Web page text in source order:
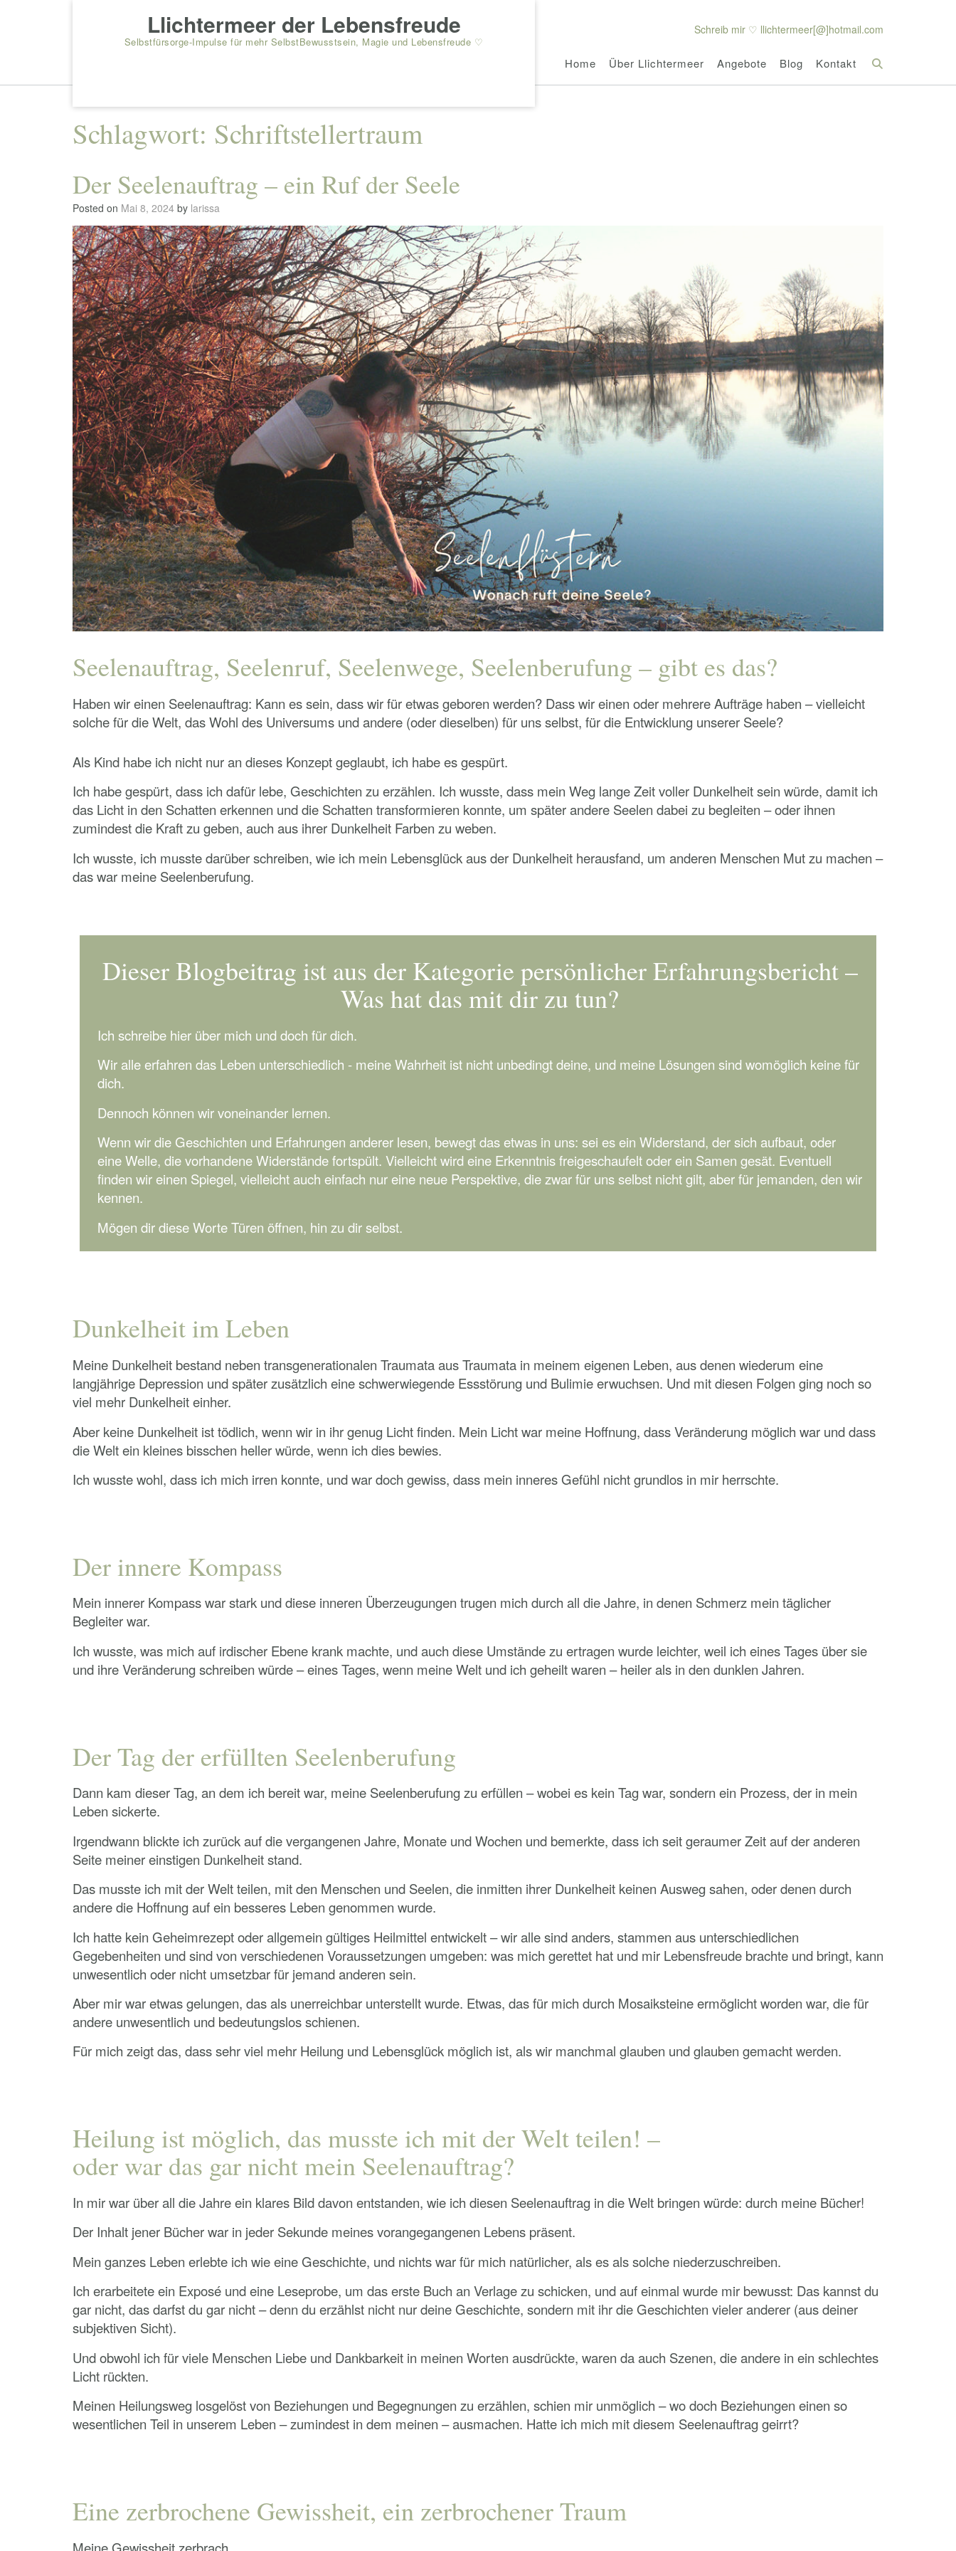
Llichtermeer der Lebensfreude
Selbstfürsorge-Impulse für mehr SelbstBewusstsein, Magie und Lebensfreude ♡
Schreib mir ♡ llichtermeer[@]hotmail.com
Home Über Llichtermeer Angebote Blog Kontakt
Schlagwort: Schriftstellertraum
Der Seelenauftrag – ein Ruf der Seele
Posted on Mai 8, 2024 by larissa
Seelenauftrag, Seelenruf, Seelenwege, Seelenberufung – gibt es das?
Haben wir einen Seelenauftrag: Kann es sein, dass wir für etwas geboren werden? Dass wir einen oder mehrere Aufträge haben – vielleicht
solche für die Welt, das Wohl des Universums und andere (oder dieselben) für uns selbst, für die Entwicklung unserer Seele?
Als Kind habe ich nicht nur an dieses Konzept geglaubt, ich habe es gespürt.
Ich habe gespürt, dass ich dafür lebe, Geschichten zu erzählen. Ich wusste, dass mein Weg lange Zeit voller Dunkelheit sein würde, damit ich
das Licht in den Schatten erkennen und die Schatten transformieren konnte, um später andere Seelen dabei zu begleiten – oder ihnen
zumindest die Kraft zu geben, auch aus ihrer Dunkelheit Farben zu weben.
Ich wusste, ich musste darüber schreiben, wie ich mein Lebensglück aus der Dunkelheit herausfand, um anderen Menschen Mut zu machen –
das war meine Seelenberufung.
Dieser Blogbeitrag ist aus der Kategorie persönlicher Erfahrungsbericht –
Was hat das mit dir zu tun?
Ich schreibe hier über mich und doch für dich.
Wir alle erfahren das Leben unterschiedlich - meine Wahrheit ist nicht unbedingt deine, und meine Lösungen sind womöglich keine für
dich.
Dennoch können wir voneinander lernen.
Wenn wir die Geschichten und Erfahrungen anderer lesen, bewegt das etwas in uns: sei es ein Widerstand, der sich aufbaut, oder
eine Welle, die vorhandene Widerstände fortspült. Vielleicht wird eine Erkenntnis freigeschaufelt oder ein Samen gesät. Eventuell
finden wir einen Spiegel, vielleicht auch einfach nur eine neue Perspektive, die zwar für uns selbst nicht gilt, aber für jemanden, den wir
kennen.
Mögen dir diese Worte Türen öffnen, hin zu dir selbst.
Dunkelheit im Leben
Meine Dunkelheit bestand neben transgenerationalen Traumata aus Traumata in meinem eigenen Leben, aus denen wiederum eine
langjährige Depression und später zusätzlich eine schwerwiegende Essstörung und Bulimie erwuchsen. Und mit diesen Folgen ging noch so
viel mehr Dunkelheit einher.
Aber keine Dunkelheit ist tödlich, wenn wir in ihr genug Licht finden. Mein Licht war meine Hoffnung, dass Veränderung möglich war und dass
die Welt ein kleines bisschen heller würde, wenn ich dies bewies.
Ich wusste wohl, dass ich mich irren konnte, und war doch gewiss, dass mein inneres Gefühl nicht grundlos in mir herrschte.
Der innere Kompass
Mein innerer Kompass war stark und diese inneren Überzeugungen trugen mich durch all die Jahre, in denen Schmerz mein täglicher
Begleiter war.
Ich wusste, was mich auf irdischer Ebene krank machte, und auch diese Umstände zu ertragen wurde leichter, weil ich eines Tages über sie
und ihre Veränderung schreiben würde – eines Tages, wenn meine Welt und ich geheilt waren – heiler als in den dunklen Jahren.
Der Tag der erfüllten Seelenberufung
Dann kam dieser Tag, an dem ich bereit war, meine Seelenberufung zu erfüllen – wobei es kein Tag war, sondern ein Prozess, der in mein
Leben sickerte.
Irgendwann blickte ich zurück auf die vergangenen Jahre, Monate und Wochen und bemerkte, dass ich seit geraumer Zeit auf der anderen
Seite meiner einstigen Dunkelheit stand.
Das musste ich mit der Welt teilen, mit den Menschen und Seelen, die inmitten ihrer Dunkelheit keinen Ausweg sahen, oder denen durch
andere die Hoffnung auf ein besseres Leben genommen wurde.
Ich hatte kein Geheimrezept oder allgemein gültiges Heilmittel entwickelt – wir alle sind anders, stammen aus unterschiedlichen
Gegebenheiten und sind von verschiedenen Voraussetzungen umgeben: was mich gerettet hat und mir Lebensfreude brachte und bringt, kann
unwesentlich oder nicht umsetzbar für jemand anderen sein.
Aber mir war etwas gelungen, das als unerreichbar unterstellt wurde. Etwas, das für mich durch Mosaiksteine ermöglicht worden war, die für
andere unwesentlich und bedeutungslos schienen.
Für mich zeigt das, dass sehr viel mehr Heilung und Lebensglück möglich ist, als wir manchmal glauben und glauben gemacht werden.
Heilung ist möglich, das musste ich mit der Welt teilen! –
oder war das gar nicht mein Seelenauftrag?
In mir war über all die Jahre ein klares Bild davon entstanden, wie ich diesen Seelenauftrag in die Welt bringen würde: durch meine Bücher!
Der Inhalt jener Bücher war in jeder Sekunde meines vorangegangenen Lebens präsent.
Mein ganzes Leben erlebte ich wie eine Geschichte, und nichts war für mich natürlicher, als es als solche niederzuschreiben.
Ich erarbeitete ein Exposé und eine Leseprobe, um das erste Buch an Verlage zu schicken, und auf einmal wurde mir bewusst: Das kannst du
gar nicht, das darfst du gar nicht – denn du erzählst nicht nur deine Geschichte, sondern mit ihr die Geschichten vieler anderer (aus deiner
subjektiven Sicht).
Und obwohl ich für viele Menschen Liebe und Dankbarkeit in meinen Worten ausdrückte, waren da auch Szenen, die andere in ein schlechtes
Licht rückten.
Meinen Heilungsweg losgelöst von Beziehungen und Begegnungen zu erzählen, schien mir unmöglich – wo doch Beziehungen einen so
wesentlichen Teil in unserem Leben – zumindest in dem meinen – ausmachen. Hatte ich mich mit diesem Seelenauftrag geirrt?
Eine zerbrochene Gewissheit, ein zerbrochener Traum
Meine Gewissheit zerbrach.